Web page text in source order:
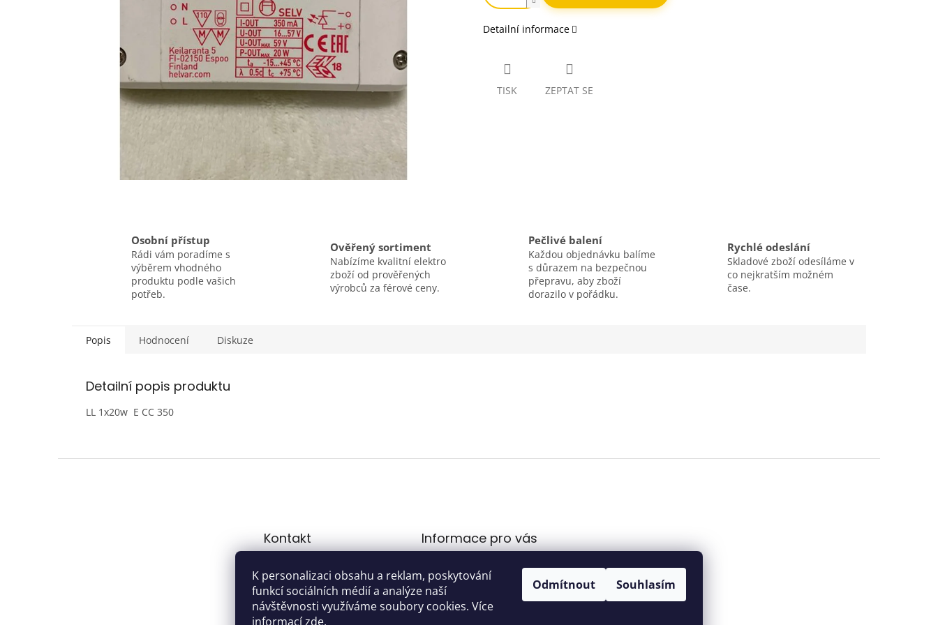
K personalizaci obsahu a reklam, poskytování
funkcí sociálních médií a analýze naší
návštěvnosti využíváme soubory cookies. Více
informacízde.
Odmítnout Souhlasím
Detailní informace
TISK ZEPTAT SE
Osobní přístup
Rádi vám poradíme s
výběrem vhodného
produktu podle vašich
potřeb.
Ověřený sortiment
Nabízíme kvalitní elektro
zboží od prověřených
výrobců za férové ceny.
Pečlivé balení
Každou objednávku balíme
s důrazem na bezpečnou
přepravu, aby zboží
dorazilo v pořádku.
Rychlé odeslání
Skladové zboží odesíláme v
co nejkratším možném
čase.
Popis Hodnocení Diskuze
Detailní popis produktu
LL 1x20w E CC 350
Kontakt
gmail.com
603 100 289
Informace pro vás
Podmínky ochrany
osobních údajů